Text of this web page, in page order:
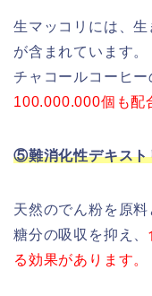
生マッコリには、
が含まれています。
チャコールコーヒ
100.000.000個も配
⑤難消化性デキスト
天然のでん粉を原料
糖分の吸収を抑え、
る効果があります。